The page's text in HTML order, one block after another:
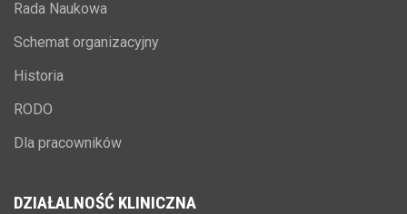
Rada Naukowa
Schemat organizacyjny
Historia
RODO
Dla pracowników
DZIAŁALNOŚĆ KLINICZNA